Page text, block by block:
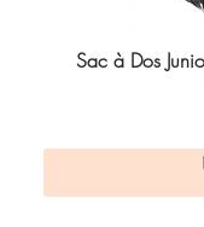
Sac à Dos